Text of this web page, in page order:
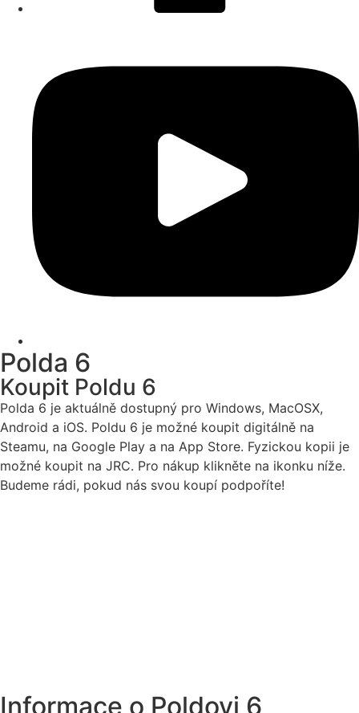
Polda 6
Koupit Poldu 6
Polda 6 je aktuálně dostupný pro Windows, MacOSX,
Android a iOS. Poldu 6 je možné koupit digitálně na
Steamu, na Google Play a na App Store. Fyzickou kopii je
možné koupit na JRC. Pro nákup klikněte na ikonku níže.
Budeme rádi, pokud nás svou koupí podpoříte!
Informace o Poldovi 6